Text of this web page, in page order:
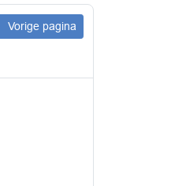
Vorige pagina